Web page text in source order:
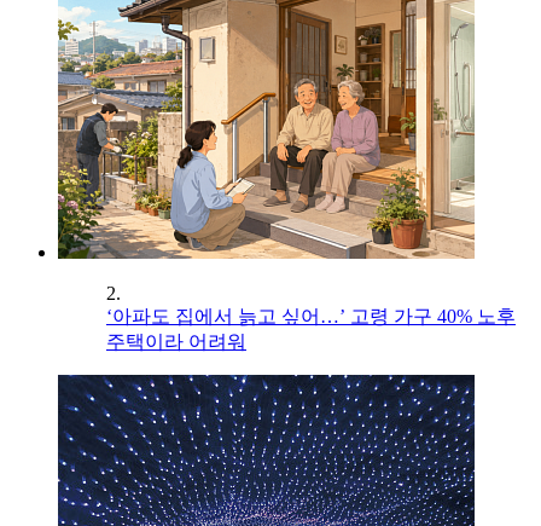
2.
‘아파도 집에서 늙고 싶어…’ 고령 가구 40% 노후
주택이라 어려워